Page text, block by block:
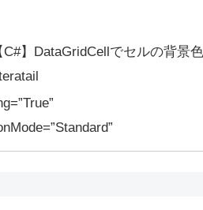
】DataGridCellでセルの背景